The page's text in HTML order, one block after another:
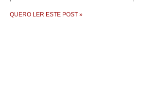
QUERO LER ESTE POST »